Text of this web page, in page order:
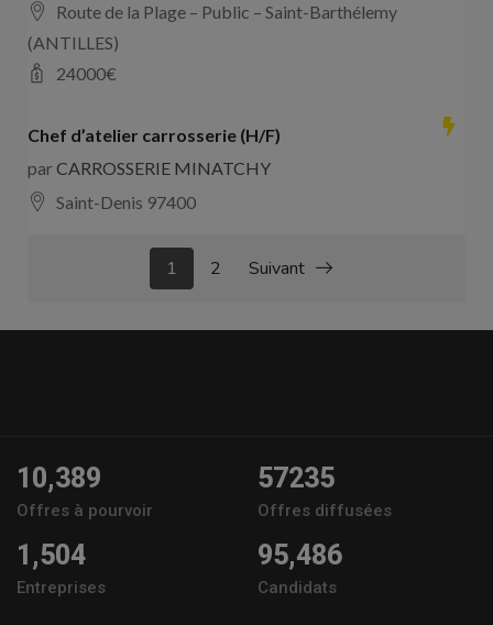
Route de la Plage – Public – Saint-Barthélemy
(ANTILLES)
24000€
Chef d’atelier carrosserie (H/F)
parCARROSSERIE MINATCHY
Saint-Denis 97400
1 2 Suivant
10,389
Offres à pourvoir
57235
Offres diffusées
1,504
Entreprises
95,486
Candidats